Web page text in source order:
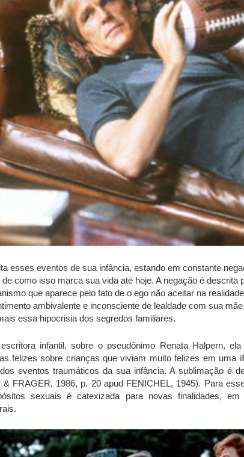
esses eventos de sua infância, estando em constante
como isso marca sua vida até hoje. A negação é descrita
que aparece pelo fato de o ego não aceitar na
ambivalente e inconsciente de lealdade com sua
essa hipocrisia dos segredos familiares.
infantil, sobre o pseudônimo Renata Halpern,
felizes sobre crianças que viviam muito felizes em uma
eventos traumáticos da sua infância. A sublimação é
& FRAGER, 1986, p. 20 apud FENICHEL, 1945). Para
sexuais é catexizada para novas finalidades, em